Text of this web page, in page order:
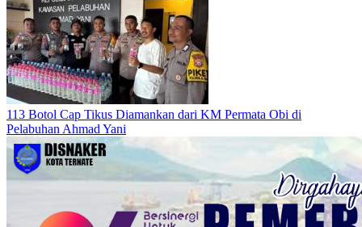
113 Botol Cap Tikus Diamankan dari KM Permata Obi di
Pelabuhan Ahmad Yani